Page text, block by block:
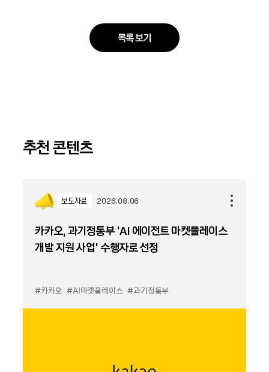
목록 보기
추천 콘텐츠
보도자료 2026.08.06
카카오, 과기정통부 ‘AI 에이전트 마켓플레이스
개발 지원 사업’ 수행자로 선정
#카카오 #AI마켓플레이스 #과기정통부